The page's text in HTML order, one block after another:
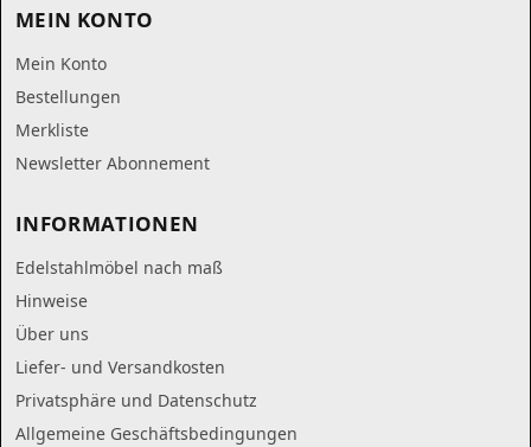
MEIN KONTO
Mein Konto
Bestellungen
Merkliste
Newsletter Abonnement
INFORMATIONEN
Edelstahlmöbel nach maß
Hinweise
Über uns
Liefer- und Versandkosten
Privatsphäre und Datenschutz
Allgemeine Geschäftsbedingungen